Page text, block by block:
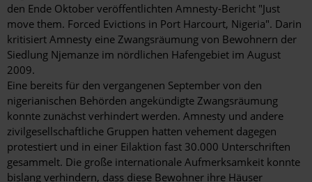
den Ende Oktober veröffentlichten Amnesty-Bericht "Just
move them. Forced Evictions in Port Harcourt, Nigeria". Darin
kritisiert Amnesty eine Zwangsräumung von Bewohnern der
Siedlung Njemanze im nördlichen Hafengebiet im August
2009.
Eine bereits für den vergangenen September von den
nigerianischen Behörden angekündigte Zwangsräumung
konnte zunächst verhindert werden. Amnesty und andere
zivilgesellschaftliche Gruppen hatten vehement dagegen
protestiert und in einer Eilaktion fast 30.000 Unterschriften
gesammelt. Die große internationale Aufmerksamkeit konnte
bislang verhindern, dass diese Bewohner ihre Häuser